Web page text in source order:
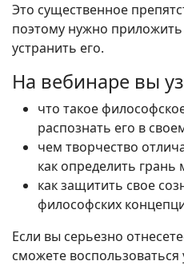
Это существенное
поэтому нужно приложить
устранить его.
На вебинаре вы
что такое
распознать его в
чем творчество
как определить
как защитить свое
философских
Если вы серьезно
сможете